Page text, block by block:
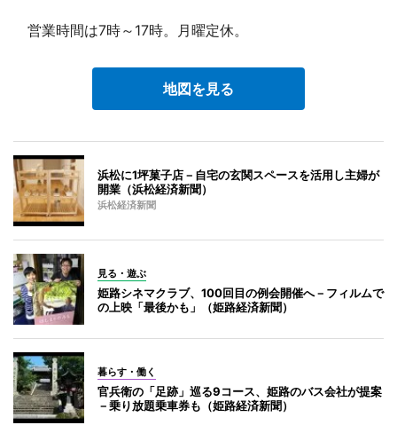
営業時間は7時～17時。月曜定休。
地図を見る
浜松に1坪菓子店－自宅の玄関スペースを活用し主婦が
開業（浜松経済新聞）
浜松経済新聞
見る・遊ぶ
姫路シネマクラブ、100回目の例会開催へ－フィルムで
の上映「最後かも」（姫路経済新聞）
暮らす・働く
官兵衛の「足跡」巡る9コース、姫路のバス会社が提案
－乗り放題乗車券も（姫路経済新聞）